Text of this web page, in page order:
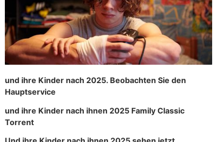
und ihre Kinder nach 2025. Beobachten Sie den
Hauptservice
und ihre Kinder nach ihnen 2025 Family Classic
Torrent